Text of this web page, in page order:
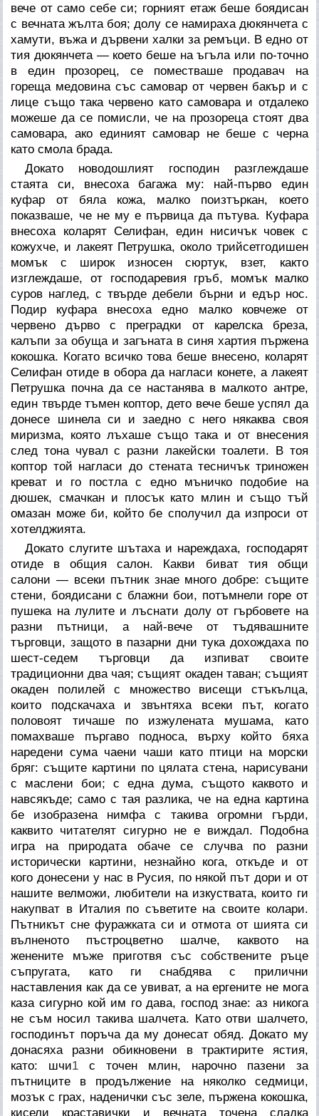
вече от само себе си; горният етаж беше боядисан
с вечната жълта боя; долу се намираха дюкянчета с
хамути, въжа и дървени халки за ремъци. В едно от
тия дюкянчета — което беше на ъгъла или по-точно
в един прозорец, се поместваше продавач на
гореща медовина със самовар от червен бакър и с
лице също така червено като самовара и отдалеко
можеше да се помисли, че на прозореца стоят два
самовара, ако единият самовар не беше с черна
като смола брада.
Докато новодошлият господин разглеждаше
стаята си, внесоха багажа му: най-първо един
куфар от бяла кожа, малко поизтъркан, което
показваше, че не му е първица да пътува. Куфара
внесоха коларят Селифан, един нисичък човек с
кожухче, и лакеят Петрушка, около трийсетгодишен
момък с широк износен сюртук, взет, както
изглеждаше, от господаревия гръб, момък малко
суров наглед, с твърде дебели бърни и едър нос.
Подир куфара внесоха едно малко ковчеже от
червено дърво с преградки от карелска бреза,
калъпи за обуща и загъната в синя хартия пържена
кокошка. Когато всичко това беше внесено, коларят
Селифан отиде в обора да нагласи конете, а лакеят
Петрушка почна да се настанява в малкото антре,
един твърде тъмен коптор, дето вече беше успял да
донесе шинела си и заедно с него някаква своя
миризма, която лъхаше също така и от внесения
след тона чувал с разни лакейски тоалети. В тоя
коптор той нагласи до стената тесничък триножен
креват и го постла с едно мъничко подобие на
дюшек, смачкан и плосък като млин и също тъй
омазан може би, който бе сполучил да изпроси от
хотелджията.
Докато слугите шътаха и нареждаха, господарят
отиде в общия салон. Какви биват тия общи
салони — всеки пътник знае много добре: същите
стени, боядисани с блажни бои, потъмнели горе от
пушека на лулите и лъснати долу от гърбовете на
разни пътници, а най-вече от тъдявашните
търговци, защото в пазарни дни тука дохождаха по
шест-седем търговци да изпиват своите
традиционни два чая; същият окаден таван; същият
окаден полилей с множество висещи стъкълца,
които подскачаха и звънтяха всеки път, когато
половоят тичаше по изжулената мушама, като
помахваше пъргаво подноса, върху който бяха
наредени сума чаени чаши като птици на морски
бряг: същите картини по цялата стена, нарисувани
с маслени бои; с една дума, същото каквото и
навсякъде; само с тая разлика, че на една картина
бе изобразена нимфа с такива огромни гърди,
каквито читателят сигурно не е виждал. Подобна
игра на природата обаче се случва по разни
исторически картини, незнайно кога, откъде и от
кого донесени у нас в Русия, по някой път дори и от
нашите велможи, любители на изкуствата, които ги
накупват в Италия по съветите на своите колари.
Пътникът сне фуражката си и отмота от шията си
вълненото пъстроцветно шалче, каквото на
женените мъже приготвя със собствените ръце
съпругата, като ги снабдява с прилични
наставления как да се увиват, а на ергените не мога
каза сигурно кой им го дава, господ знае: аз никога
не съм носил такива шалчета. Като отви шалчето,
господинът поръча да му донесат обяд. Докато му
донасяха разни обикновени в трактирите ястия,
като: шчи1 с точен млин, нарочно пазени за
пътниците в продължение на няколко седмици,
мозък с грах, наденички със зеле, пържена кокошка,
кисели краставички и вечната точена сладка